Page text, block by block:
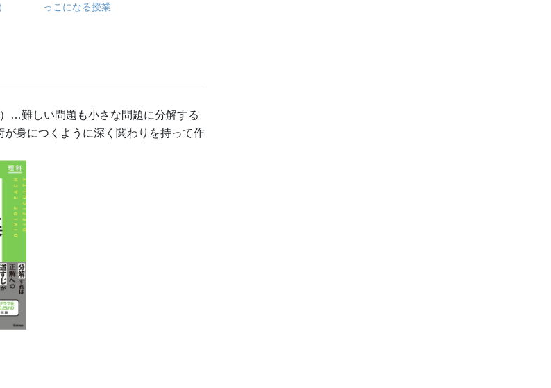
っこになる授業
…難しい問題も小さな問題に分解する
身につくように深く関わりを持って作